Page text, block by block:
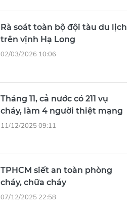
Rà soát toàn bộ đội tàu du lịch
trên vịnh Hạ Long
02/03/2026 10:06
Tháng 11, cả nước có 211 vụ
cháy, làm 4 người thiệt mạng
11/12/2025 09:11
TPHCM siết an toàn phòng
cháy, chữa cháy
07/12/2025 22:58